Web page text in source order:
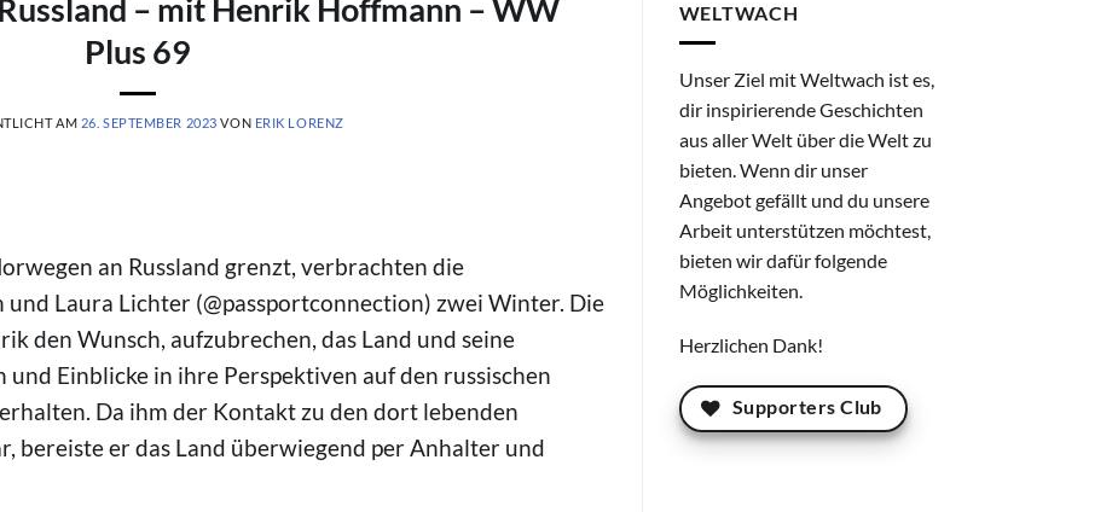
– mit Henrik Hoffmann – WW
Plus 69
AM 26. SEPTEMBER 2023 VON ERIK LORENZ
an Russland grenzt, verbrachten die
Laura Lichter (@passportconnection) zwei Winter. Die
den Wunsch, aufzubrechen, das Land und seine
Einblicke in ihre Perspektiven auf den russischen
Da ihm der Kontakt zu den dort lebenden
bereiste er das Land überwiegend per Anhalter und
WELTWACH
Unser Ziel mit Weltwach ist es,
dir inspirierende Geschichten
aus aller Welt über die Welt zu
bieten. Wenn dir unser
Angebot gefällt und du unsere
Arbeit unterstützen möchtest,
bieten wir dafür folgende
Möglichkeiten.
Herzlichen Dank!
Supporters Club